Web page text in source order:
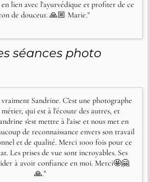
lien avec l'ayurvédique et profiter de ce
de douceur. 🙏🏼 Marie."
séances photo
Sandrine. C'est une photographe
qui est à l'écoute des autres, et
s'est mettre à l'aise et nous met en
de reconnaissance envers son travail
et de qualité. Merci 1000 fois pour ce
Les prises de vue sont incroyables. Ses
à avoir confiance en moi. Merci🤩🤗
🙏."